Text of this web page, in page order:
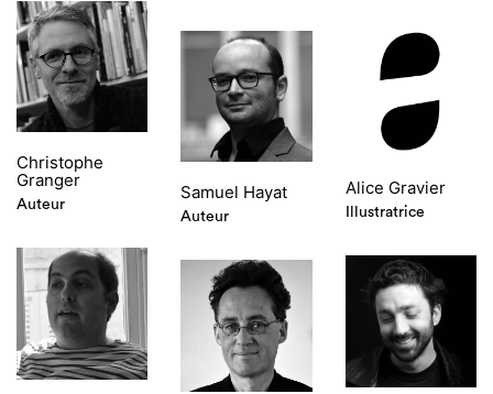
Christophe
Granger
Auteur
Alice Gravier
Illustratrice
Samuel Hayat
Auteur